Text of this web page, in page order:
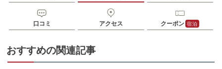
バスで20分、横岳下下車、徒歩3分
駐車場 無料（100台）
電話番号 0995571227
※ 掲載情報は変更になる場合があります。最新の内容はご利用前にご自身でお
口コミ アクセス クーポン 宿泊
おすすめの関連記事